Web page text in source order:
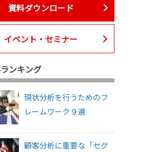
資料ダウンロード
イベント・セミナー
ンキング
現状分析を行うためのフ
レームワーク９選
顧客分析に重要な「セグ